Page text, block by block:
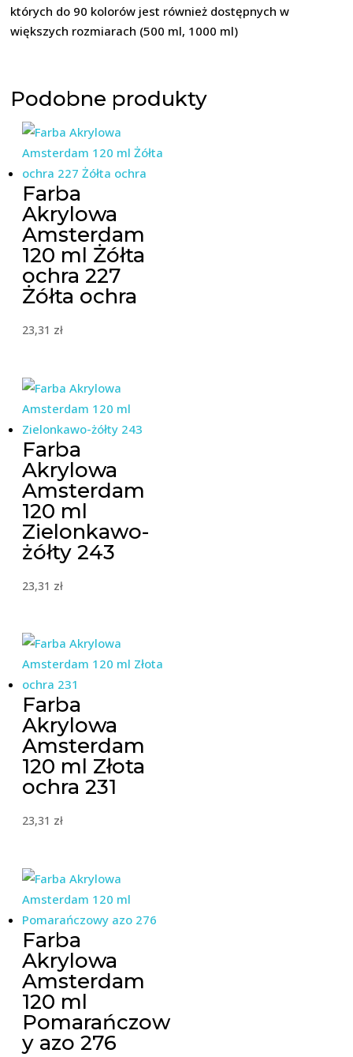
których do 90 kolorów jest również dostępnych w
większych rozmiarach (500 ml, 1000 ml)
Podobne produkty
Farba
Akrylowa
Amsterdam
120 ml Żółta
ochra 227
Żółta ochra
23,31 zł
Farba
Akrylowa
Amsterdam
120 ml
Zielonkawo-
żółty 243
23,31 zł
Farba
Akrylowa
Amsterdam
120 ml Złota
ochra 231
23,31 zł
Farba
Akrylowa
Amsterdam
120 ml
Pomarańczow
y azo 276